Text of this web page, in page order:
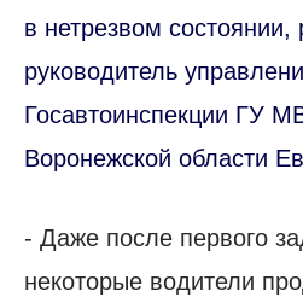
в нетрезвом состоянии,
руководитель
Госавтоинспекции ГУ
Воронежской области
- Даже после первого
некоторые водители